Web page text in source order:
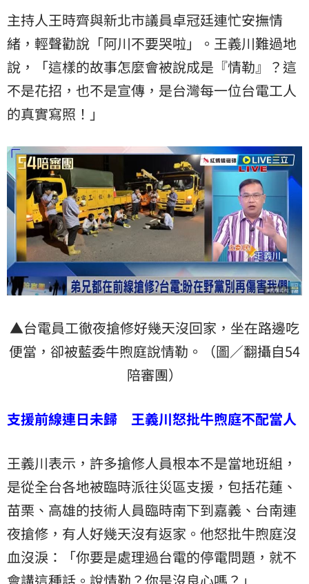
主持人王時齊與新北市議員卓冠廷連忙安撫情
緒，輕聲勸說「阿川不要哭啦」。王義川難過地
說，「這樣的故事怎麼會被說成是『情勒』？這
不是花招，也不是宣傳，是台灣每一位台電工人
的真實寫照！」
▲台電員工徹夜搶修好幾天沒回家，坐在路邊吃
便當，卻被藍委牛煦庭說情勒。（圖／翻攝自54
陪審團）
支援前線連日未歸 王義川怒批牛煦庭不配當人
王義川表示，許多搶修人員根本不是當地班組，
是從全台各地被臨時派往災區支援，包括花蓮、
苗栗、高雄的技術人員臨時南下到嘉義、台南連
夜搶修，有人好幾天沒有返家。他怒批牛煦庭沒
血沒淚：「你要是處理過台電的停電問題，就不